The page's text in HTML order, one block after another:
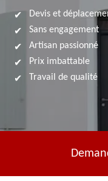
Devis et
Sans engagement
Artisan passionné
Prix imbattable
Travail de qualité